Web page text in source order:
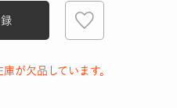
が欠品しています。